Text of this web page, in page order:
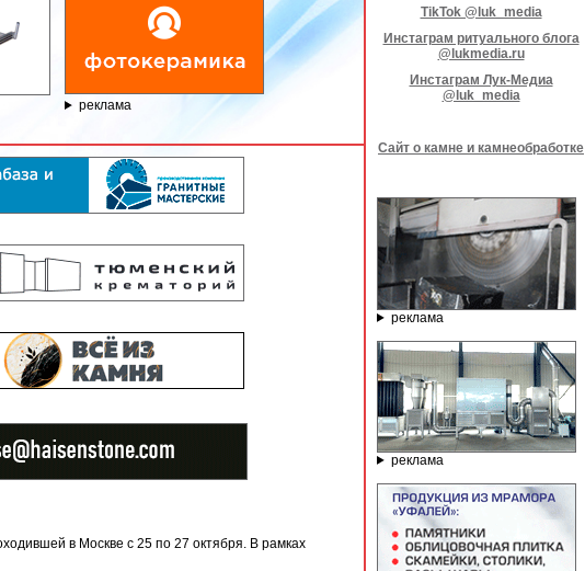
реклама
в Москве с 25 по 27 октября. В рамках
TikTok @luk_media
Инстаграм ритуального блога
@lukmedia.ru
Инстаграм Лук-Медиа
@luk_media
Сайт о камне и камнеобработке
реклама
реклама